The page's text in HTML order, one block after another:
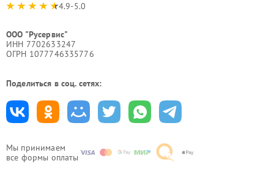
Мы принимаем
все формы оплаты
4.9-5.0
ООО "Русервис"
ИНН 7702633247
ОГРН 1077746335776
Поделиться в соц. сетях: